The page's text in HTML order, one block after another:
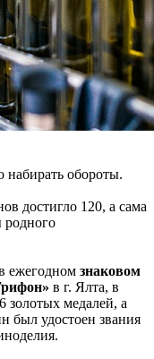
набирать обороты.
достигло 120, а сама
родного
ежегодном знаковом
в г. Ялта, в
золотых медалей, а
был удостоен звания